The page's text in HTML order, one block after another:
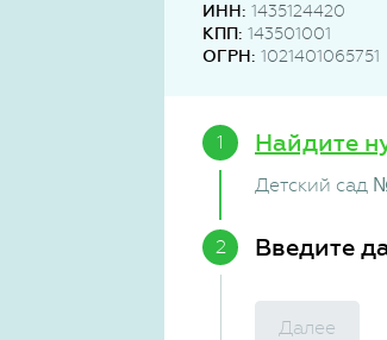
ИНН: 1435124420
КПП: 143501001
ОГРН: 1021401065751
Найдите
Детский сад
Введите
Далее